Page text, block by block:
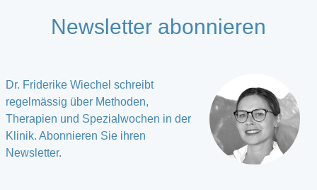
Newsletter abonnieren
Dr. Friderike Wiechel schreibt
regelmässig über Methoden,
Therapien und Spezialwochen in der
Klinik. Abonnieren Sie ihren
Newsletter.